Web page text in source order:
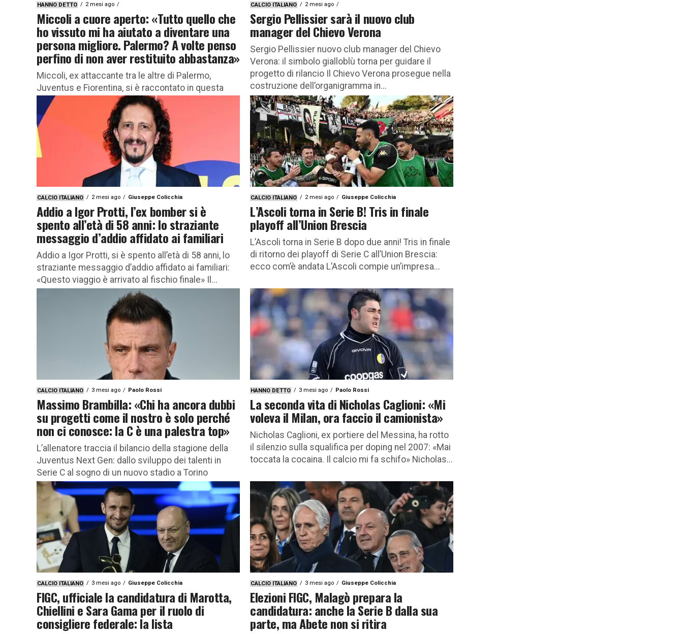
HANNO DETTO 2 mesi ago
Miccoli a cuore aperto: «Tutto quello che
ho vissuto mi ha aiutato a diventare una
persona migliore. Palermo? A volte penso
perfino di non aver restituito abbastanza»
Miccoli, ex attaccante tra le altre di Palermo,
Juventus e Fiorentina, si è raccontato in questa
toccante intervista La parabola umana e sportiva di
Fabrizio Miccoli...
CALCIO ITALIANO 2 mesi ago
Sergio Pellissier sarà il nuovo club
manager del Chievo Verona
Sergio Pellissier nuovo club manager del Chievo
Verona: il simbolo gialloblù torna per guidare il
progetto di rilancio Il Chievo Verona prosegue nella
costruzione dell’organigramma in...
CALCIO ITALIANO 2 mesi ago Giuseppe Colicchia
Addio a Igor Protti, l’ex bomber si è
spento all’età di 58 anni: lo straziante
messaggio d’addio affidato ai familiari
Addio a Igor Protti, si è spento all’età di 58 anni, lo
straziante messaggio d’addio affidato ai familiari:
«Questo viaggio è arrivato al fischio finale» Il...
CALCIO ITALIANO 2 mesi ago Giuseppe Colicchia
L’Ascoli torna in Serie B! Tris in finale
playoff all’Union Brescia
L’Ascoli torna in Serie B dopo due anni! Tris in finale
di ritorno dei playoff di Serie C all’Union Brescia:
ecco com’è andata L’Ascoli compie un’impresa...
CALCIO ITALIANO 3 mesi ago Paolo Rossi
Massimo Brambilla: «Chi ha ancora dubbi
su progetti come il nostro è solo perché
non ci conosce: la C è una palestra top»
L’allenatore traccia il bilancio della stagione della
Juventus Next Gen: dallo sviluppo dei talenti in
Serie C al sogno di un nuovo stadio a Torino
Massimo...
HANNO DETTO 3 mesi ago Paolo Rossi
La seconda vita di Nicholas Caglioni: «Mi
voleva il Milan, ora faccio il camionista»
Nicholas Caglioni, ex portiere del Messina, ha rotto
il silenzio sulla squalifica per doping nel 2007: «Mai
toccata la cocaina. Il calcio mi fa schifo» Nicholas...
CALCIO ITALIANO 3 mesi ago Giuseppe Colicchia
FIGC, ufficiale la candidatura di Marotta,
Chiellini e Sara Gama per il ruolo di
consigliere federale: la lista
CALCIO ITALIANO 3 mesi ago Giuseppe Colicchia
Elezioni FIGC, Malagò prepara la
candidatura: anche la Serie B dalla sua
parte, ma Abete non si ritira